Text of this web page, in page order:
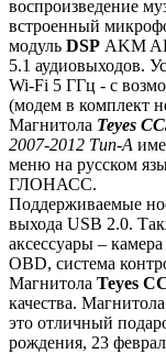
воспроизведение
встроенный
модуль DSP AKM
5.1 аудиовыходов.
Wi-Fi 5 ГГц - с
(модем в комплект
Магнитола Teyes
2007-2012 Тип-A
меню на русском
ГЛОНАСС.
Поддерживаемые
выхода USB 2.0.
аксессуары –
OBD, система
Магнитола Teyes
качества. Магнитола
это отличный
рождения, 23